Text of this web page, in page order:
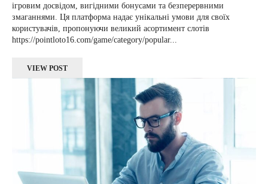
ігровим досвідом, вигідними бонусами та безперервними
змаганнями. Ця платформа надає унікальні умови для своїх
користувачів, пропонуючи великий асортимент слотів
https://pointloto16.com/game/category/popular...
VIEW POST